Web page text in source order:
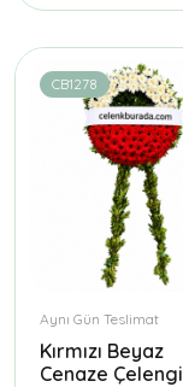
CB1278
Aynı Gün Teslimat
Kırmızı Beyaz
Cenaze Çelengi